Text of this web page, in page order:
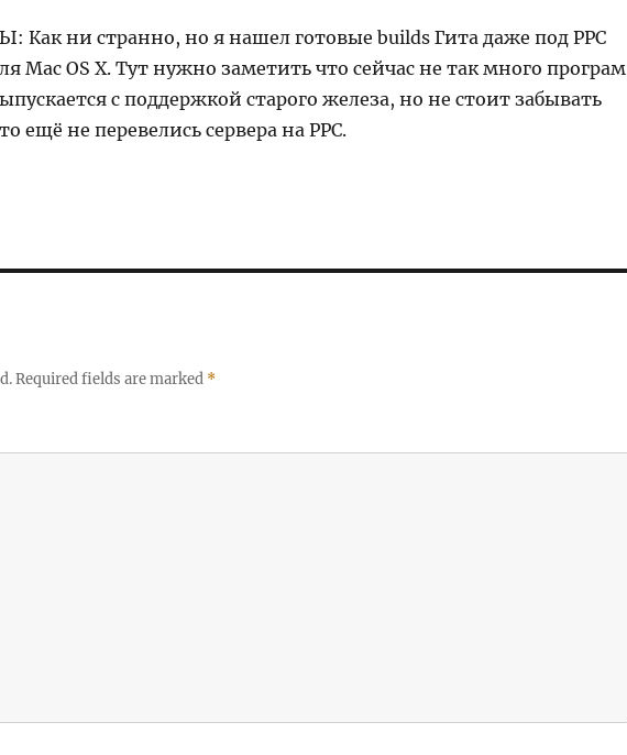
Как ни странно, но я нашел готовые builds Гита даже под PPC
Mac OS X. Тут нужно заметить что сейчас не так много програм
с поддержкой старого железа, но не стоит забывать
ещё не перевелись сервера на PPC.
Required fields are marked *